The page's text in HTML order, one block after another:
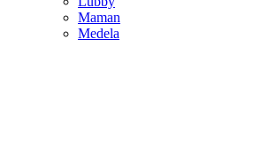
Maman
Medela